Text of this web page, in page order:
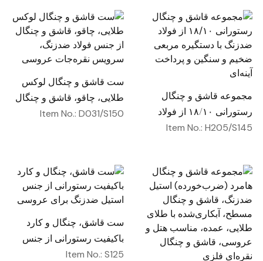
مجموعه قاشق و چنگال
رستورانی ۱۸/۱۰ از فولاد
ضدزنگ با دستگیره مربعی
Item No.: H205/S145
ست قاشق و چنگال لوکس
طلایی، چاقو، قاشق و چنگال
از جنس فولاد ضدزنگ،
Item No.: D031/S150
ست قاشق، چنگال و کارد
باکیفیت رستورانی از جنس
استیل ضدزنگ برای عروسی
Item No.: S125